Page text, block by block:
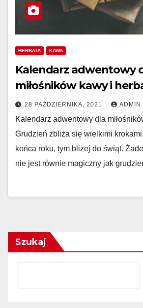
HERBATA KAWA
Kalendarz adwentowy
miłośników kawy i
28 PAŹDZIERNIKA, 2021 ADMIN
Kalendarz adwentowy dla
Grudzień zbliża się wielkimi
końca roku, tym bliżej do świąt.
nie jest równie magiczny jak
Szukaj